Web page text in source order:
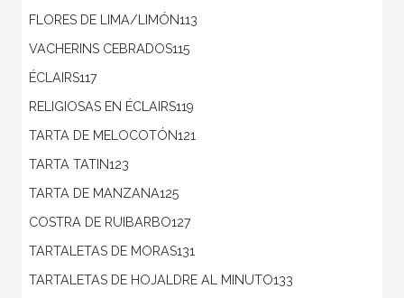
FLORES DE LIMA/LIMÓN113
VACHERINS CEBRADOS115
ÉCLAIRS117
RELIGIOSAS EN ÉCLAIRS119
TARTA DE MELOCOTÓN121
TARTA TATIN123
TARTA DE MANZANA125
COSTRA DE RUIBARBO127
TARTALETAS DE MORAS131
TARTALETAS DE HOJALDRE AL MINUTO133